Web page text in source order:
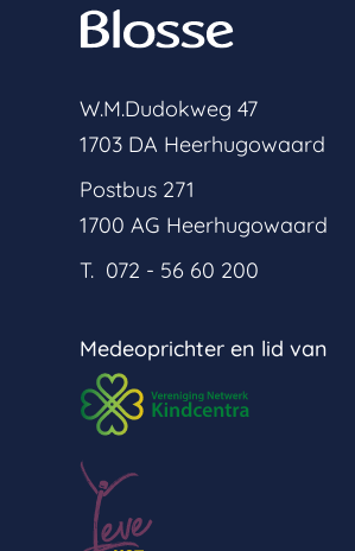
W.M.Dudokweg 47
1703 DA Heerhugowaard
Postbus 271
1700 AG Heerhugowaard
T. 072 - 56 60 200
Medeoprichter en lid van